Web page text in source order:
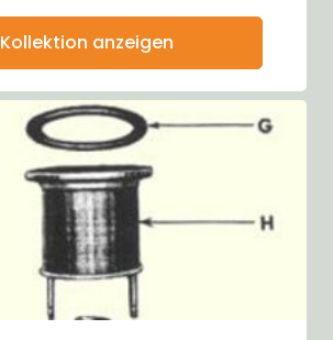
Kollektion anzeigen